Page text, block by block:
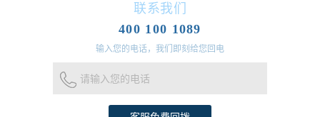
联系我们
400 100 1089
输入您的电话，我们即刻给您回电
请输入您的电话